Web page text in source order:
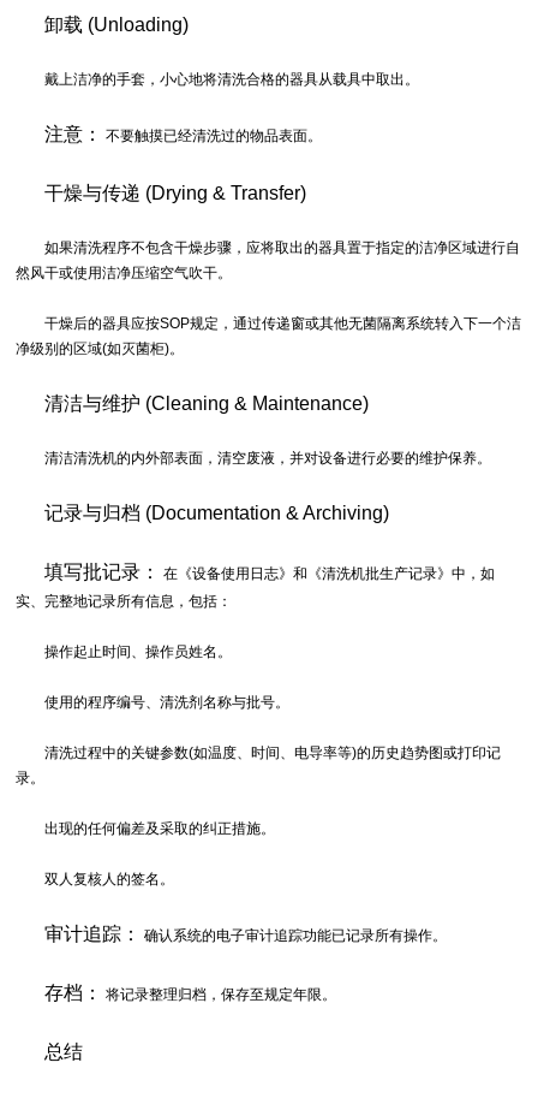
卸载 (Unloading)
戴上洁净的手套，小心地将清洗合格的器具从载具中取出。
注意： 不要触摸已经清洗过的物品表面。
干燥与传递 (Drying & Transfer)
如果清洗程序不包含干燥步骤，应将取出的器具置于指定的洁净区域进行自
然风干或使用洁净压缩空气吹干。
干燥后的器具应按SOP规定，通过传递窗或其他无菌隔离系统转入下一个洁
净级别的区域(如灭菌柜)。
清洁与维护 (Cleaning & Maintenance)
清洁清洗机的内外部表面，清空废液，并对设备进行必要的维护保养。
记录与归档 (Documentation & Archiving)
填写批记录：
在《设备使用日志》和《清洗机批生产记录》中，如
实、完整地记录所有信息，包括：
操作起止时间、操作员姓名。
使用的程序编号、清洗剂名称与批号。
清洗过程中的关键参数(如温度、时间、电导率等)的历史趋势图或打印记
录。
出现的任何偏差及采取的纠正措施。
双人复核人的签名。
审计追踪： 确认系统的电子审计追踪功能已记录所有操作。
存档： 将记录整理归档，保存至规定年限。
总结